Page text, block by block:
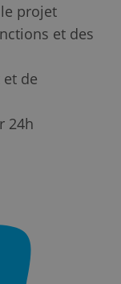
projet
et des
et de
24h